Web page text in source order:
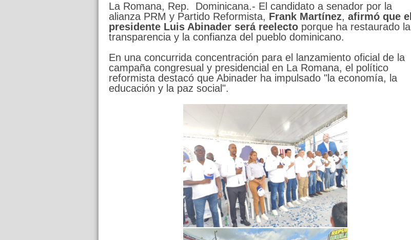
La Romana, Rep. Dominicana.- El candidato a senador por la
alianza PRM y Partido Reformista, Frank Martínez, afirmó que el
presidente Luis Abinader será reelecto porque ha restaurado la
transparencia y la confianza del pueblo dominicano.
En una concurrida concentración para el lanzamiento oficial de la
campaña congresual y presidencial en La Romana, el político
reformista destacó que Abinader ha impulsado "la economía, la
educación y la paz social".